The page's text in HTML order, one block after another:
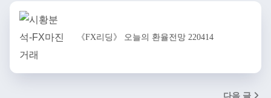
《FX리딩》 오늘의 환율전망 220414
다음 글